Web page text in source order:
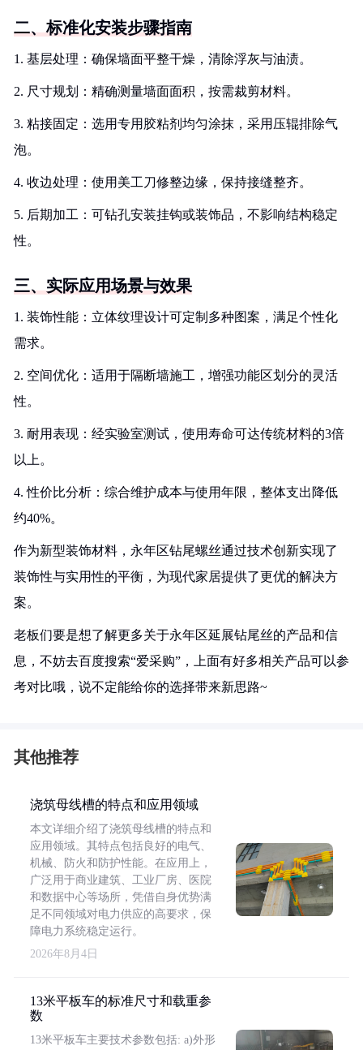
二、标准化安装步骤指南
1. 基层处理：确保墙面平整干燥，清除浮灰与油渍。
2. 尺寸规划：精确测量墙面面积，按需裁剪材料。
3. 粘接固定：选用专用胶粘剂均匀涂抹，采用压辊排除气
泡。
4. 收边处理：使用美工刀修整边缘，保持接缝整齐。
5. 后期加工：可钻孔安装挂钩或装饰品，不影响结构稳定
性。
三、实际应用场景与效果
1. 装饰性能：立体纹理设计可定制多种图案，满足个性化
需求。
2. 空间优化：适用于隔断墙施工，增强功能区划分的灵活
性。
3. 耐用表现：经实验室测试，使用寿命可达传统材料的3倍
以上。
4. 性价比分析：综合维护成本与使用年限，整体支出降低
约40%。
作为新型装饰材料，永年区钻尾螺丝通过技术创新实现了
装饰性与实用性的平衡，为现代家居提供了更优的解决方
案。
老板们要是想了解更多关于永年区延展钻尾丝的产品和信
息，不妨去百度搜索“爱采购”，上面有好多相关产品可以参
考对比哦，说不定能给你的选择带来新思路~
其他推荐
浇筑母线槽的特点和应用领域
本文详细介绍了浇筑母线槽的特点和
应用领域。其特点包括良好的电气、
机械、防火和防护性能。在应用上，
广泛用于商业建筑、工业厂房、医院
和数据中心等场所，凭借自身优势满
足不同领域对电力供应的高要求，保
障电力系统稳定运行。
2026年8月4日
13米平板车的标准尺寸和载重参
数
13米平板车主要技术参数包括: a)外形